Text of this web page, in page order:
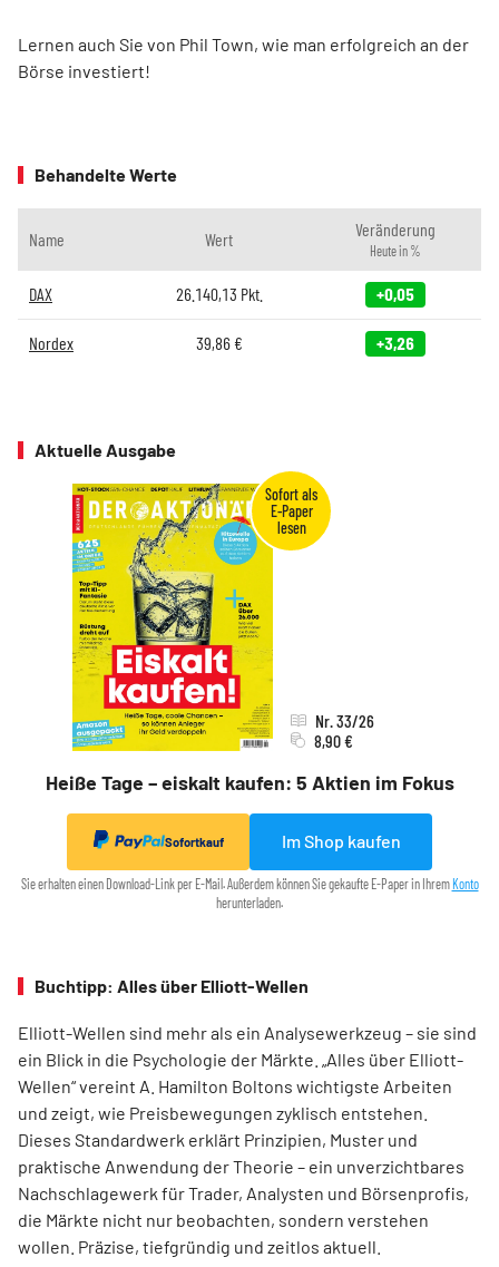
Lernen auch Sie von Phil Town, wie man erfolgreich an der
Börse investiert!
Behandelte Werte
Name Wert Veränderung
Heute in %
DAX 26.140,13 Pkt. +0,05
Nordex 39,86€ +3,26
Aktuelle Ausgabe
Heiße Tage – eiskalt kaufen: 5 Aktien im Fokus
Nr. 33/26
8,90 €
Sofortkauf Im Shop kaufen
Sie erhalten einen Download-Link per E-Mail. Außerdem können Sie gekaufte E-Paper in IhremKonto
herunterladen.
Buchtipp: Alles über Elliott-Wellen
Elliott-Wellen sind mehr als ein Analysewerkzeug – sie sind
ein Blick in die Psychologie der Märkte. „Alles über Elliott-
Wellen“ vereint A. Hamilton Boltons wichtigste Arbeiten
und zeigt, wie Preisbewegungen zyklisch entstehen.
Dieses Standardwerk erklärt Prinzipien, Muster und
praktische Anwendung der Theorie – ein unverzichtbares
Nachschlagewerk für Trader, Analysten und Börsenprofis,
die Märkte nicht nur beobachten, sondern verstehen
wollen. Präzise, tiefgründig und zeitlos aktuell.